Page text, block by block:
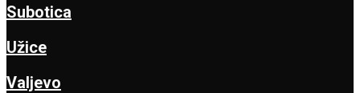
Subotica
Užice
Valjevo